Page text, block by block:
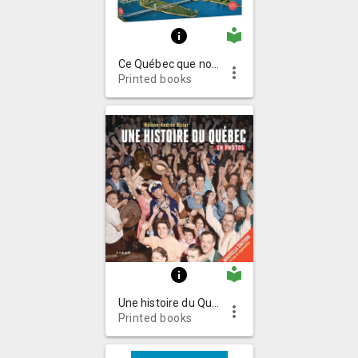
info local_library
Printed books
more_vert
info local_library
Printed books
more_vert